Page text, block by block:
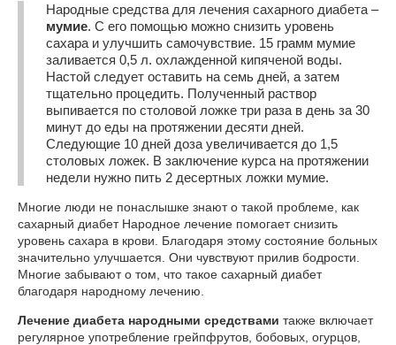
Народные средства для лечения сахарного диабета –
мумие. С его помощью можно снизить уровень
сахара и улучшить самочувствие. 15 грамм мумие
заливается 0,5 л. охлажденной кипяченой воды.
Настой следует оставить на семь дней, а затем
тщательно процедить. Полученный раствор
выпивается по столовой ложке три раза в день за 30
минут до еды на протяжении десяти дней.
Следующие 10 дней доза увеличивается до 1,5
столовых ложек. В заключение курса на протяжении
недели нужно пить 2 десертных ложки мумие.
Многие люди не понаслышке знают о такой проблеме, как
сахарный диабет Народное лечение помогает снизить
уровень сахара в крови. Благодаря этому состояние больных
значительно улучшается. Они чувствуют прилив бодрости.
Многие забывают о том, что такое сахарный диабет
благодаря народному лечению.
Лечение диабета народными средствами также включает
регулярное употребление грейпфрутов, бобовых, огурцов,